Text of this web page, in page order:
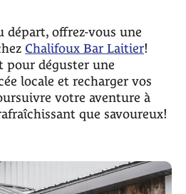
départ, offrez-vous une
Chalifoux Bar Laitier!
pour déguster une
locale et recharger vos
votre aventure à
que savoureux!